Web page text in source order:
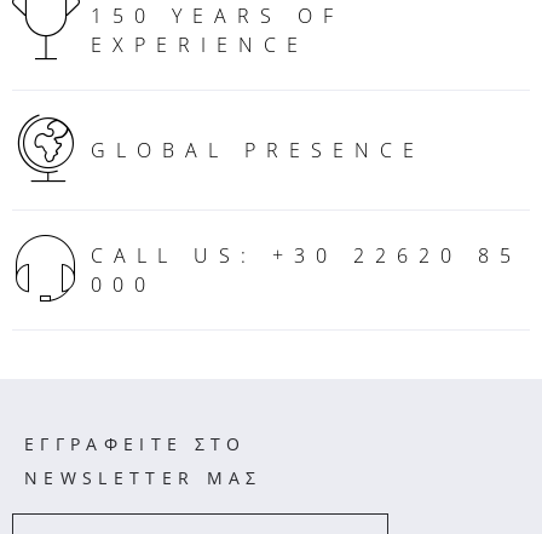
150 YEARS OF
EXPERIENCE
GLOBAL PRESENCE
CALL US: +30 22620 85
000
ΕΓΓΡΑΦΕΙΤΕ ΣΤΟ
NEWSLETTER ΜΑΣ